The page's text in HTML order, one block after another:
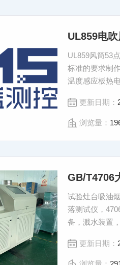
UL859电
UL859风筒53
标准的要求制
温度感应板热
更新日期：
浏览量：
GB/T4706
试验灶台吸油
落测试仪，
备，溅水装置
更新日期：